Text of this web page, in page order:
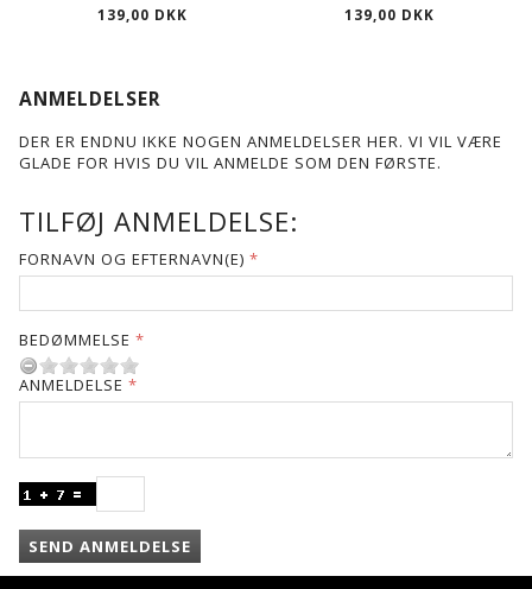
139,00 DKK
139,00 DKK
ANMELDELSER
DER ER ENDNU IKKE NOGEN ANMELDELSER HER. VI VIL VÆRE
GLADE FOR HVIS DU VIL ANMELDE SOM DEN FØRSTE.
TILFØJ ANMELDELSE:
FORNAVN OG EFTERNAVN(E)
BEDØMMELSE
ANMELDELSE
SEND ANMELDELSE